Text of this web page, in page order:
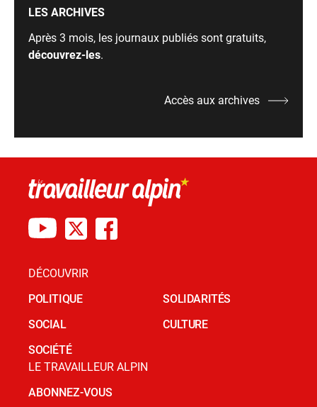
LES ARCHIVES
Après 3 mois, les journaux publiés sont gratuits,
découvrez-les.
Accès aux archives
DÉCOUVRIR
POLITIQUE
SOCIAL
SOCIÉTÉ
SOLIDARITÉS
CULTURE
LE TRAVAILLEUR ALPIN
ABONNEZ-VOUS